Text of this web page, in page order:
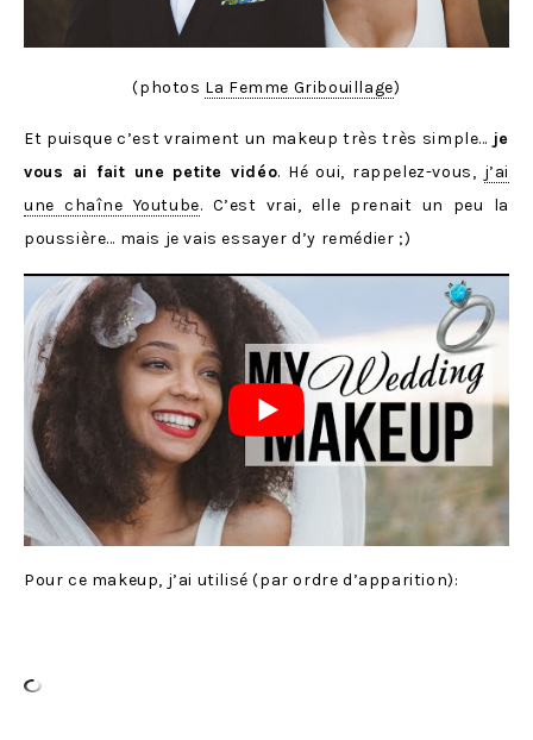
(photos La Femme Gribouillage)
Et puisque c’est vraiment un makeup très très simple… je
vous ai fait une petite vidéo. Hé oui, rappelez-vous, j’ai
une chaîne Youtube. C’est vrai, elle prenait un peu la
poussière… mais je vais essayer d’y remédier ;)
Pour ce makeup, j’ai utilisé (par ordre d’apparition):